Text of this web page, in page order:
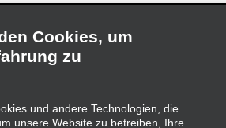
Datenschutzrichtlinie
Cookies, um
zu
und andere Technologien, die
unsere Website zu betreiben, Ihre